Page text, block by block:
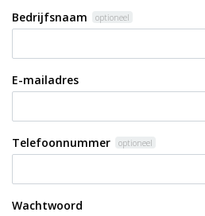
Bedrijfsnaam optioneel
E-mailadres
Telefoonnummer optioneel
Wachtwoord